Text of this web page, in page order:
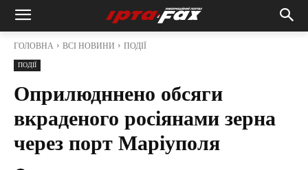
ГОЛОВНА ВСІ НОВИНИ ПОДІЇ
ПОДІЇ
Оприлюдннено обсяги
вкраденого росіянами зерна
через порт Маріуполя